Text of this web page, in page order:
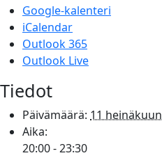
Google-kalenteri
iCalendar
Outlook 365
Outlook Live
Tiedot
Päivämäärä: 11 heinäkuun
Aika:
20:00 - 23:30